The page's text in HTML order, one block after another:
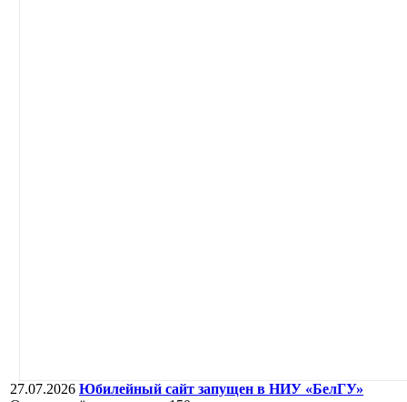
27.07.2026 Юбилейный сайт запущен в НИУ «БелГУ»